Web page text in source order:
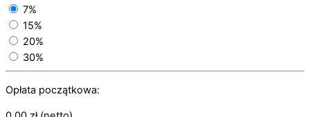
7%
15%
20%
30%
Opłata początkowa: